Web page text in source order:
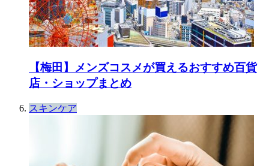
【梅田】メンズコスメが買えるおすすめ百貨
店・ショップまとめ
スキンケア